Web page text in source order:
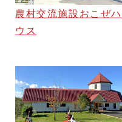
農村交流施設おこぜハ
ウス